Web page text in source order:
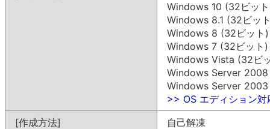
Windows 10 (32ビッ
Windows 8.1 (32ビッ
Windows 8 (32ビット)
Windows 7 (32ビット)
Windows Vista (32ビ
Windows Server
Windows Server
>> OS エディション対
[作成方法]
自己解凍